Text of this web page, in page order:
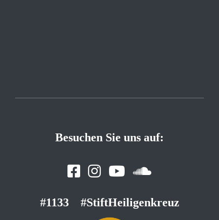
Besuchen Sie uns auf:
#1133 #StiftHeiligenkreuz